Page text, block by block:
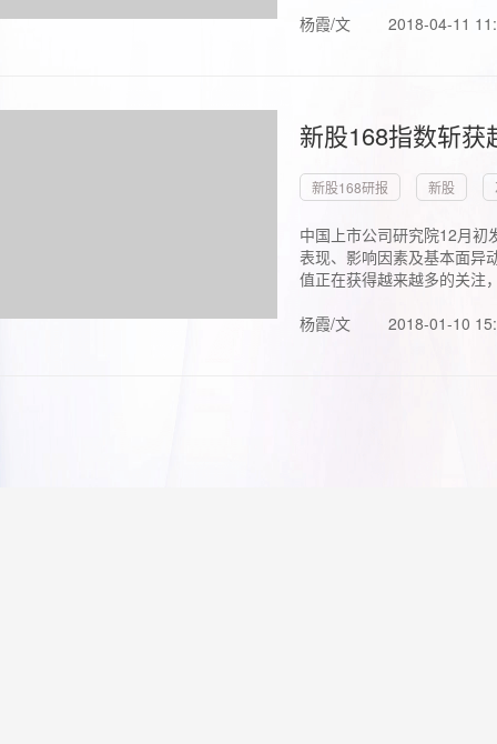
杨霞/文 2018-04-11
新股168指数斩
新股168研报 新股
中国上市公司研究院12月初
表现、影响因素及基本面异
值正在获得越来越多的关注
杨霞/文
2018-01-10